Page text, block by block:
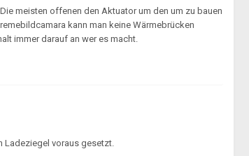
meisten offenen den Aktuator um den um zu bauen
kann man keine Wärmebrücken
immer darauf an wer es macht.
Ladeziegel voraus gesetzt.